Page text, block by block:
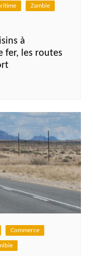
Zambie
à
fer, les routes
Commerce